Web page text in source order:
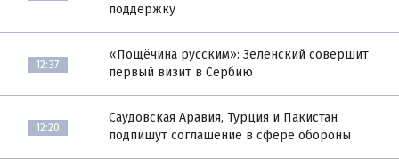
поддержку
12:37
«Пощёчина русским»: Зеленский совершит
первый визит в Сербию
12:20
Саудовская Аравия, Турция и Пакистан
подпишут соглашение в сфере обороны